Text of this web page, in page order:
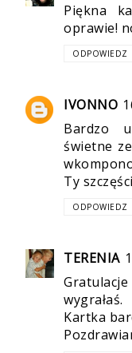
Piękna
oprawie!
ODPOWIEDZ
IVONNO
Bardzo
świetne
Ty
ODPOWIEDZ
TERENIA
wygrałaś.
Kartka